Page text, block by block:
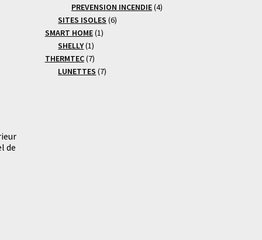
de
produits
PREVENSION INCENDIE 44
SITES ISOLES 66
SMART HOME 11
SHELLY 11
produit
THERMTEC 77
produits
LUNETTES 77